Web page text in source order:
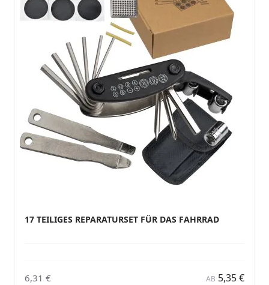
17 TEILIGES REPARATURSET FÜR DAS FAHRRAD
6,31 € AB 5,35 €